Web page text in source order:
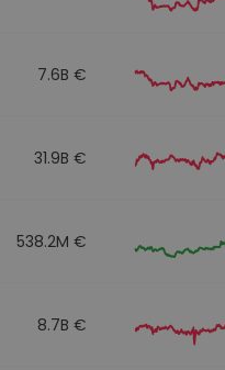
7.6B €
31.9B €
538.2M €
8.7B €